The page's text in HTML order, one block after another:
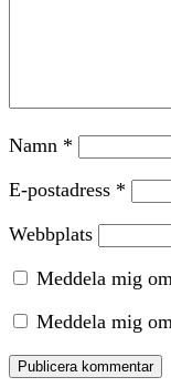
Namn *
E-postadress *
Webbplats
Meddela mig
Meddela mig